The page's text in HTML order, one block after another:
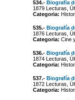
534.- Biografía
1879 Lecturas,
Categoria:
535.- Biografía
1876 Lecturas,
Categoria: Cine
536.- Biografía
1874 Lecturas,
Categoria:
537.- Biografía
1872 Lecturas,
Categoria: